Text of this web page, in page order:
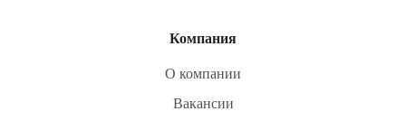
Компания
О компании
Вакансии